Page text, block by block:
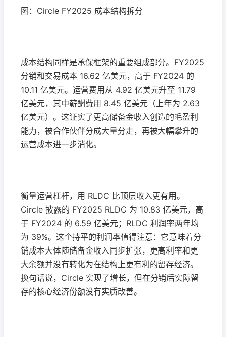
图：Circle FY2025 成本结构拆分
成本结构同样是承保框架的重要组成部分。FY2025
分销和交易成本 16.62 亿美元，高于 FY2024 的
10.11 亿美元。运营费用从 4.92 亿美元升至 11.79
亿美元，其中薪酬费用 8.45 亿美元（上年为 2.63
亿美元）。这证实了更高储备金收入创造的毛盈利
能力，被合作伙伴分成大量分走，再被大幅攀升的
运营成本进一步消化。
衡量运营杠杆，用 RLDC 比顶层收入更有用。
Circle 披露的 FY2025 RLDC 为 10.83 亿美元，高
于 FY2024 的 6.59 亿美元；RLDC 利润率两年均
为 39%。这个持平的利润率值得注意：它意味着分
销成本大体随储备金收入同步扩张，更高利率和更
大余额并没有转化为在结构上更有利的留存经济。
换句话说，Circle 实现了增长，但在分销后实际留
存的核心经济份额没有实质改善。